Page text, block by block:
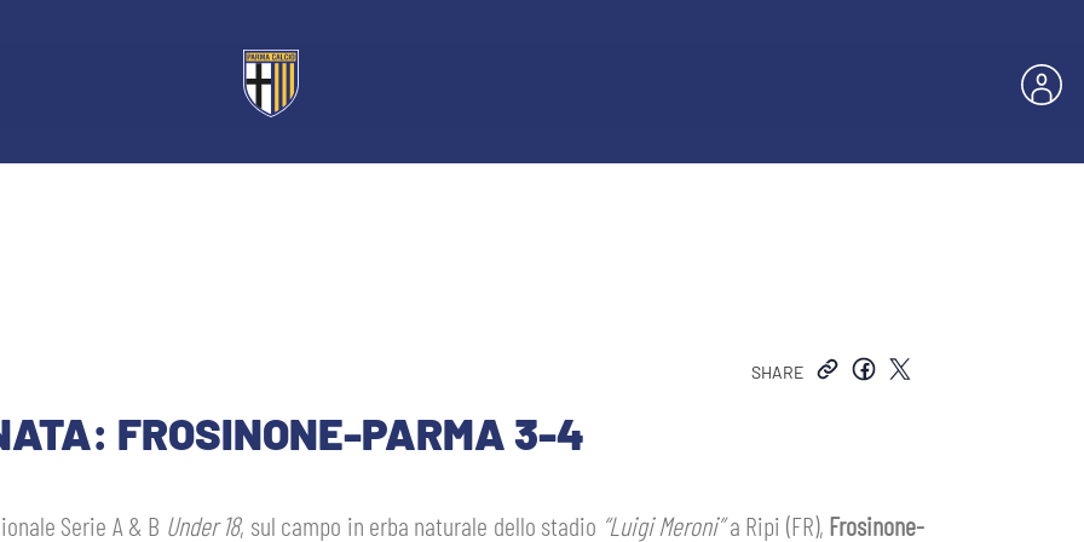
SHARE
FROSINONE-PARMA 3-4
Serie A & B Under 18, sul campo in erba naturale dello stadio “Luigi Meroni”a Ripi (FR), Frosinone-